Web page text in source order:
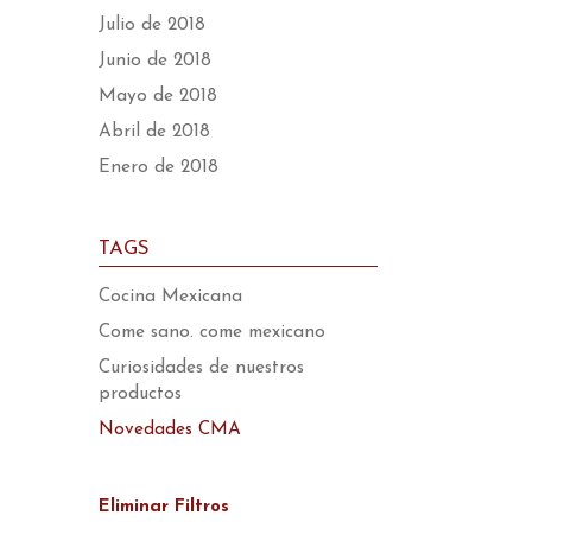
Julio de 2018
Junio de 2018
Mayo de 2018
Abril de 2018
Enero de 2018
TAGS
Cocina Mexicana
Come sano. come mexicano
Curiosidades de nuestros
productos
Novedades CMA
Eliminar Filtros